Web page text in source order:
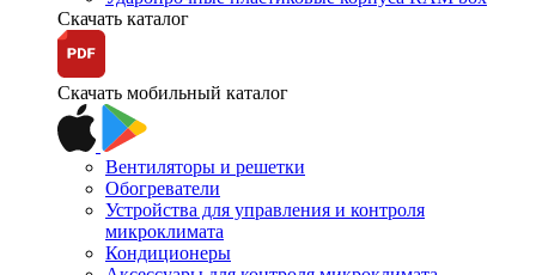
Скачать каталог
Скачать мобильный каталог
Вентиляторы и решетки
Обогреватели
Устройства для управления и контроля
микроклимата
Кондиционеры